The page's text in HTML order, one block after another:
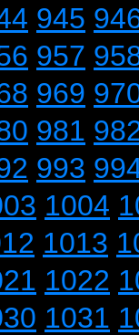
945
957
969
981
993
1004
1013
1022
1031